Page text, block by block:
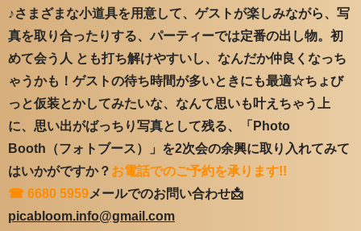
♪さまざまな小道具を用意して、ゲストが楽しみながら、写
真を取り合ったりする、パーティーでは定番の出し物。初
めて会う人 とも打ち解けやすいし、なんだか仲良くなっち
ゃうかも！ゲストの待ち時間が多いときにも最適☆ちょび
っと仮装とかしてみたいな、なんて思いも叶えちゃう上
に、思い出がばっちり写真として残る、「Photo
Booth（フォトブース）」を2次会の余興に取り入れてみて
はいかがですか？ お電話でのご予約を承ります!!
☎ 6680 5959メールでのお問い合わせ📩
picabloom.info@gmail.com